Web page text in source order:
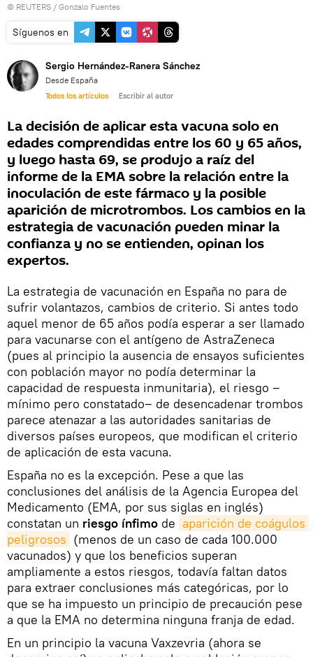
© REUTERS / Gonzalo Fuentes
Síguenos en
Sergio Hernández-Ranera Sánchez
Desde España
Todos los artículos Escribir al autor
La decisión de aplicar esta vacuna solo en
edades comprendidas entre los 60 y 65 años,
y luego hasta 69, se produjo a raíz del
informe de la EMA sobre la relación entre la
inoculación de este fármaco y la posible
aparición de microtrombos. Los cambios en la
estrategia de vacunación pueden minar la
confianza y no se entienden, opinan los
expertos.
La estrategia de vacunación en España no para de
sufrir volantazos, cambios de criterio. Si antes todo
aquel menor de 65 años podía esperar a ser llamado
para vacunarse con el antígeno de AstraZeneca
(pues al principio la ausencia de ensayos suficientes
con población mayor no podía determinar la
capacidad de respuesta inmunitaria), el riesgo ‒
mínimo pero constatado‒ de desencadenar trombos
parece atenazar a las autoridades sanitarias de
diversos países europeos, que modifican el criterio
de aplicación de esta vacuna.
España no es la excepción. Pese a que las
conclusiones del análisis de la Agencia Europea del
Medicamento (EMA, por sus siglas en inglés)
constatan un riesgo ínfimo de aparición de coágulos
peligrosos (menos de un caso de cada 100.000
vacunados) y que los beneficios superan
ampliamente a estos riesgos, todavía faltan datos
para extraer conclusiones más categóricas, por lo
que se ha impuesto un principio de precaución pese
a que la EMA no determina ninguna franja de edad.
En un principio la vacuna Vaxzevria (ahora se